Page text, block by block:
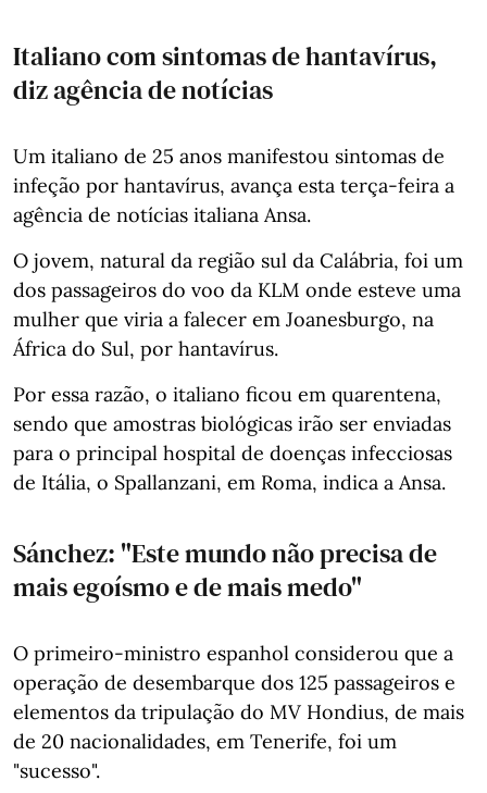
Italiano com sintomas de hantavírus,
diz agência de notícias
Um italiano de 25 anos manifestou sintomas de
infeção por hantavírus, avança esta terça-feira a
agência de notícias italiana Ansa.
O jovem, natural da região sul da Calábria, foi um
dos passageiros do voo da KLM onde esteve uma
mulher que viria a falecer em Joanesburgo, na
África do Sul, por hantavírus.
Por essa razão, o italiano ficou em quarentena,
sendo que amostras biológicas irão ser enviadas
para o principal hospital de doenças infecciosas
de Itália, o Spallanzani, em Roma, indica a Ansa.
Sánchez: "Este mundo não precisa de
mais egoísmo e de mais medo"
O primeiro-ministro espanhol considerou que a
operação de desembarque dos 125 passageiros e
elementos da tripulação do MV Hondius, de mais
de 20 nacionalidades, em Tenerife, foi um
"sucesso".